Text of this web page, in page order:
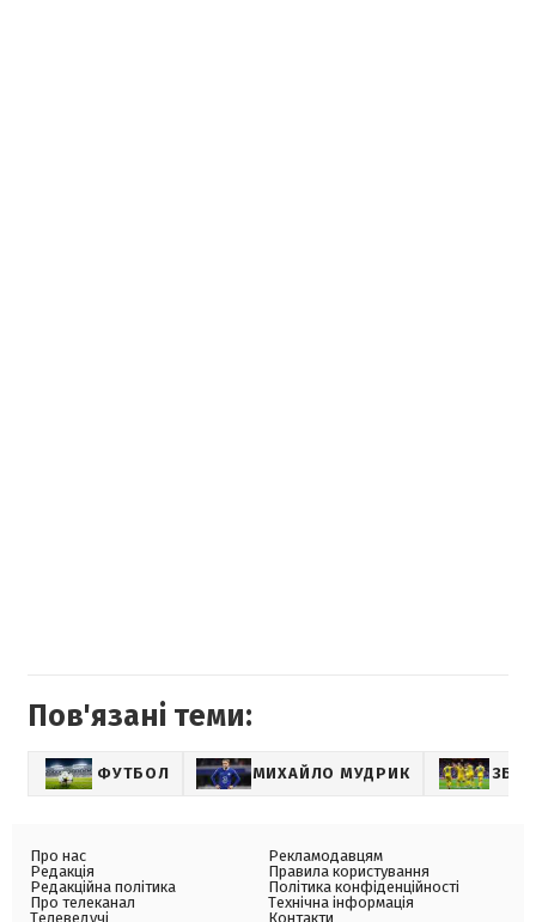
Пов'язані теми:
ФУТБОЛ МИХАЙЛО МУДРИК
Про нас
Редакція
Редакційна політика
Про телеканал
Телеведучі
Рекламодавцям
Правила користування
Політика конфіденційності
Технічна інформація
Контакти